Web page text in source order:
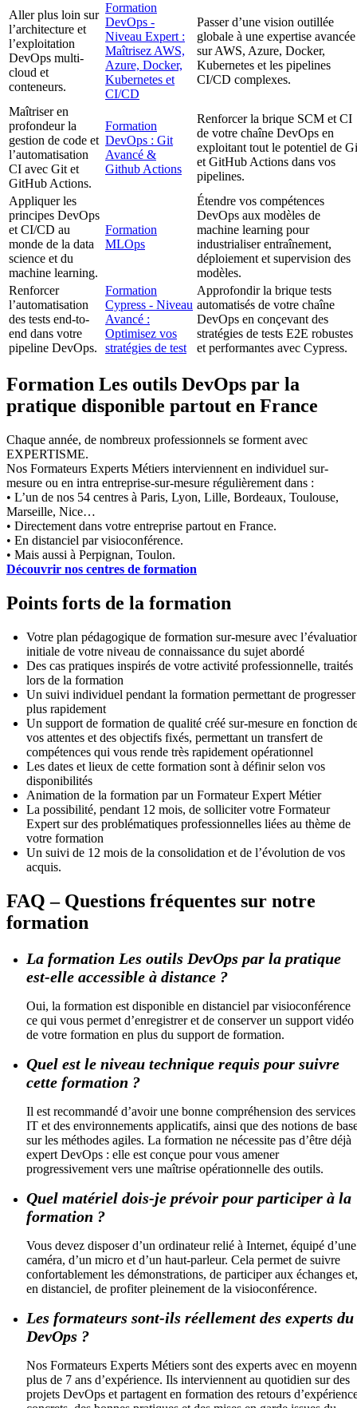
Aller plus loin sur
l’architecture et
l’exploitation
DevOps multi-
cloud et
conteneurs.
Formation
DevOps -
Niveau Expert :
Maîtrisez AWS,
Azure, Docker,
Kubernetes et
CI/CD
Passer d’une vision outillée
globale à une expertise avancée
sur AWS, Azure, Docker,
Kubernetes et les pipelines
CI/CD complexes.
Maîtriser en
profondeur la
gestion de code et
l’automatisation
CI avec Git et
GitHub Actions.
Formation
DevOps : Git
Avancé &
Github Actions
Renforcer la brique SCM et CI
de votre chaîne DevOps en
exploitant tout le potentiel de
et GitHub Actions dans vos
pipelines.
Appliquer les
principes DevOps
et CI/CD au
monde de la data
science et du
machine learning.
Formation
MLOps
Étendre vos compétences
DevOps aux modèles de
machine learning pour
industrialiser entraînement,
déploiement et supervision des
modèles.
Renforcer
l’automatisation
des tests end-to-
end dans votre
pipeline DevOps.
Formation
Cypress - Niveau
Avancé :
Optimisez vos
stratégies de test
Approfondir la brique tests
automatisés de votre chaîne
DevOps en conçevant des
stratégies de tests E2E robustes
et performantes avec Cypress.
Formation Les outils DevOps par la
pratique disponible partout en France
Chaque année, de nombreux professionnels se forment avec
EXPERTISME.
Nos Formateurs Experts Métiers interviennent en individuel sur-
mesure ou en intra entreprise-sur-mesure régulièrement dans :
• L’un de nos 54 centres à Paris, Lyon, Lille, Bordeaux, Toulouse,
Marseille, Nice…
• Directement dans votre entreprise partout en France.
• En distanciel par visioconférence.
• Mais aussi à Perpignan, Toulon.
Découvrir nos centres de formation
Points forts de la formation
Votre plan pédagogique de formation sur-mesure avec
initiale de votre niveau de connaissance du sujet abordé
Des cas pratiques inspirés de votre activité professionnelle, traités
lors de la formation
Un suivi individuel pendant la formation permettant de progresser
plus rapidement
Un support de formation de qualité créé sur-mesure en fonction
vos attentes et des objectifs fixés, permettant un transfert de
compétences qui vous rende très rapidement opérationnel
Les dates et lieux de cette formation sont à définir selon vos
disponibilités
Animation de la formation par un Formateur Expert Métier
La possibilité, pendant 12 mois, de solliciter votre Formateur
Expert sur des problématiques professionnelles liées au thème de
votre formation
Un suivi de 12 mois de la consolidation et de l’évolution de vos
acquis.
FAQ – Questions fréquentes sur notre
formation
La formation Les outils DevOps par la pratique
est-elle accessible à distance ?
Oui, la formation est disponible en distanciel par visioconférence
ce qui vous permet d’enregistrer et de conserver un support vidéo
de votre formation en plus du support de formation.
Quel est le niveau technique requis pour suivre
cette formation ?
Il est recommandé d’avoir une bonne compréhension des services
IT et des environnements applicatifs, ainsi que des notions de
sur les méthodes agiles. La formation ne nécessite pas d’être déjà
expert DevOps : elle est conçue pour vous amener
progressivement vers une maîtrise opérationnelle des outils.
Quel matériel dois-je prévoir pour participer à la
formation ?
Vous devez disposer d’un ordinateur relié à Internet, équipé d’une
caméra, d’un micro et d’un haut-parleur. Cela permet de suivre
confortablement les démonstrations, de participer aux échanges et,
en distanciel, de profiter pleinement de la visioconférence.
Les formateurs sont-ils réellement des experts du
DevOps ?
Nos Formateurs Experts Métiers sont des experts avec en
plus de 7 ans d’expérience. Ils interviennent au quotidien sur des
projets DevOps et partagent en formation des retours